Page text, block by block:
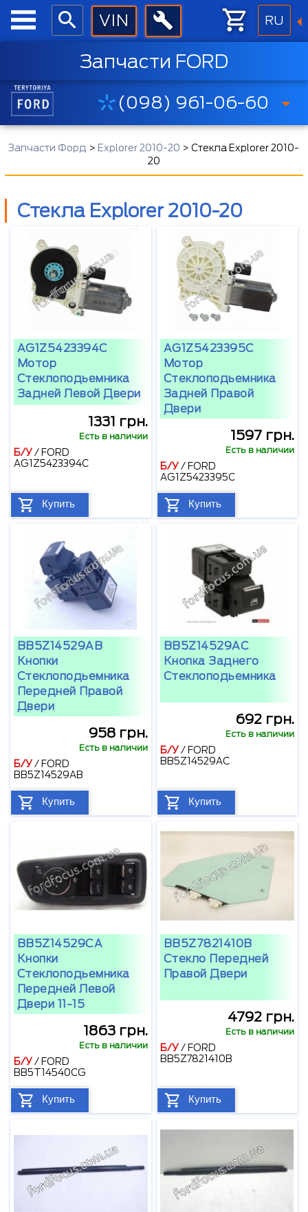
RU
Запчасти FORD
(098) 961-06-60
Запчасти Форд > Explorer 2010-20 >Стекла Explorer 2010-
20
Стекла Explorer 2010-20
AG1Z5423394C
Мотор
Стеклоподьемника
Задней Левой Двери
1331 грн.
Есть в наличии
Б/У/ FORD
AG1Z5423394C
Купить
AG1Z5423395C
Мотор
Стеклоподьемника
Задней Правой
Двери
1597 грн.
Есть в наличии
Б/У/ FORD
AG1Z5423395C
Купить
BB5Z14529AB
Кнопки
Стеклоподьемника
Передней Правой
Двери
958 грн.
Есть в наличии
Б/У/ FORD
BB5Z14529AB
Купить
BB5Z14529AC
Кнопка Заднего
Стеклоподьемника
692 грн.
Есть в наличии
Б/У/ FORD
BB5Z14529AC
Купить
BB5Z14529CA
Кнопки
Стеклоподьемника
Передней Левой
Двери 11-15
1863 грн.
Есть в наличии
Б/У/ FORD
BB5T14540CG
Купить
BB5Z7821410B
Стекло Передней
Правой Двери
4792 грн.
Есть в наличии
Б/У/ FORD
BB5Z7821410B
Купить